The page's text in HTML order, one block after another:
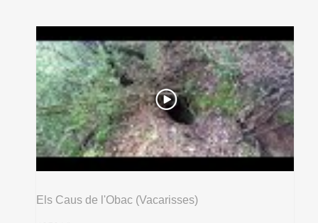
Els Caus de l'Obac (Vacarisses)